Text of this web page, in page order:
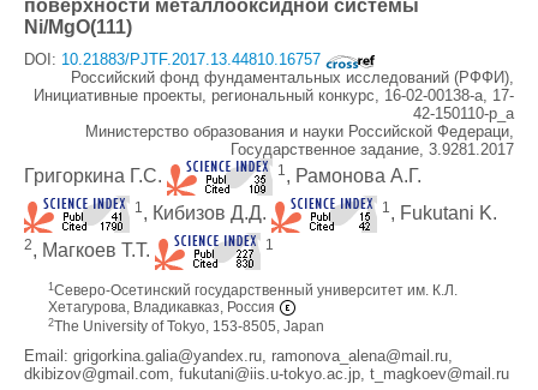
поверхности металлооксидной системы
Ni/MgO(111)
DOI: 10.21883/PJTF.2017.13.44810.16757
Российский фонд фундаментальных исследований (РФФИ),
Инициативные проекты, региональный конкурс, 16-02-00138-а, 17-
42-150110-р_а
Министерство образования и науки Российской Федераци,
Государственное задание, 3.9281.2017
Григоркина Г.С. 1 , Рамонова А.Г.
1 , Кибизов Д.Д. 1 , Fukutani K.
2, Магкоев Т.Т. 1
1 Северо-Осетинский государственный университет им. К.Л.
Хетагурова, Владикавказ, Россия
2The University of Tokyo, 153-8505, Japan
Email: grigorkina.galia@yandex.ru, ramonova_alena@mail.ru,
dkibizov@gmail.com, fukutani@iis.u-tokyo.ac.jp, t_magkoev@mail.ru